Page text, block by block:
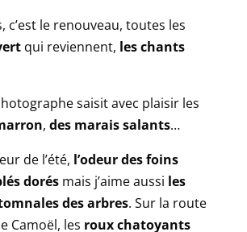
c’est le renouveau, toutes les
qui reviennent, les chants
saisit avec plaisir les
, des marais salants…
de l’été, l’odeur des foins
dorésmais j’aime aussi les
des arbres. Sur la route
Camoël, les roux chatoyants